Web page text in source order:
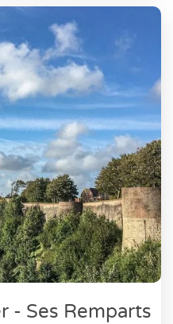
- Ses Remparts